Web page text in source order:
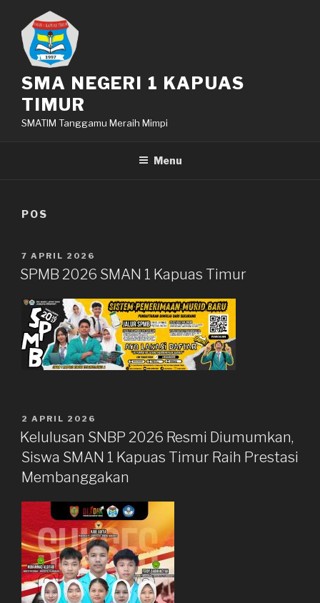
konten
SMA NEGERI 1 KAPUAS
TIMUR
SMATIM Tanggamu Meraih Mimpi
Menu
POS
DIPOSKAN
PADA
7 APRIL 2026
SPMB 2026 SMAN 1 Kapuas Timur
DIPOSKAN
PADA
2 APRIL 2026
Kelulusan SNBP 2026 Resmi Diumumkan,
Siswa SMAN 1 Kapuas Timur Raih Prestasi
Membanggakan